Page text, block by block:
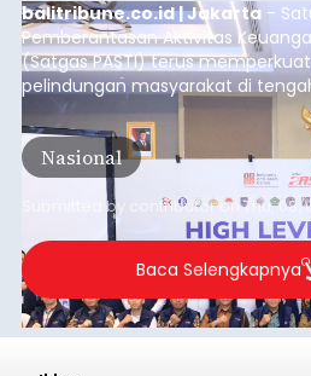
balitribune.co.id | Jakarta -
Pemberantasan Aktivitas
(Satgas PASTI) terus
pelindungan masyarakat di
meningkatnya ancaman
semakin kompleks.
Nasional
Submitted by contributoronThu,
Baca Selengkapnya